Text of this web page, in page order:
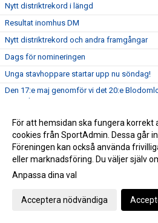
Nytt distriktrekord i längd
Resultat inomhus DM
Nytt distriktrekord och andra framgångar
Dags för nomineringen
Unga stavhoppare startar upp nu söndag!
Den 17:e maj genomför vi det 20:e
Uppsala!
Viktig info från IFU Arena AB
Årsmöte 2018
Mondo fick pris på Idrottsgalan
För att hemsidan ska fungera korrekt
cookies från SportAdmin. Dessa går
Föreningen kan också använda
eller marknadsföring. Du väljer själv
Anpassa dina val
Acceptera nödvändiga